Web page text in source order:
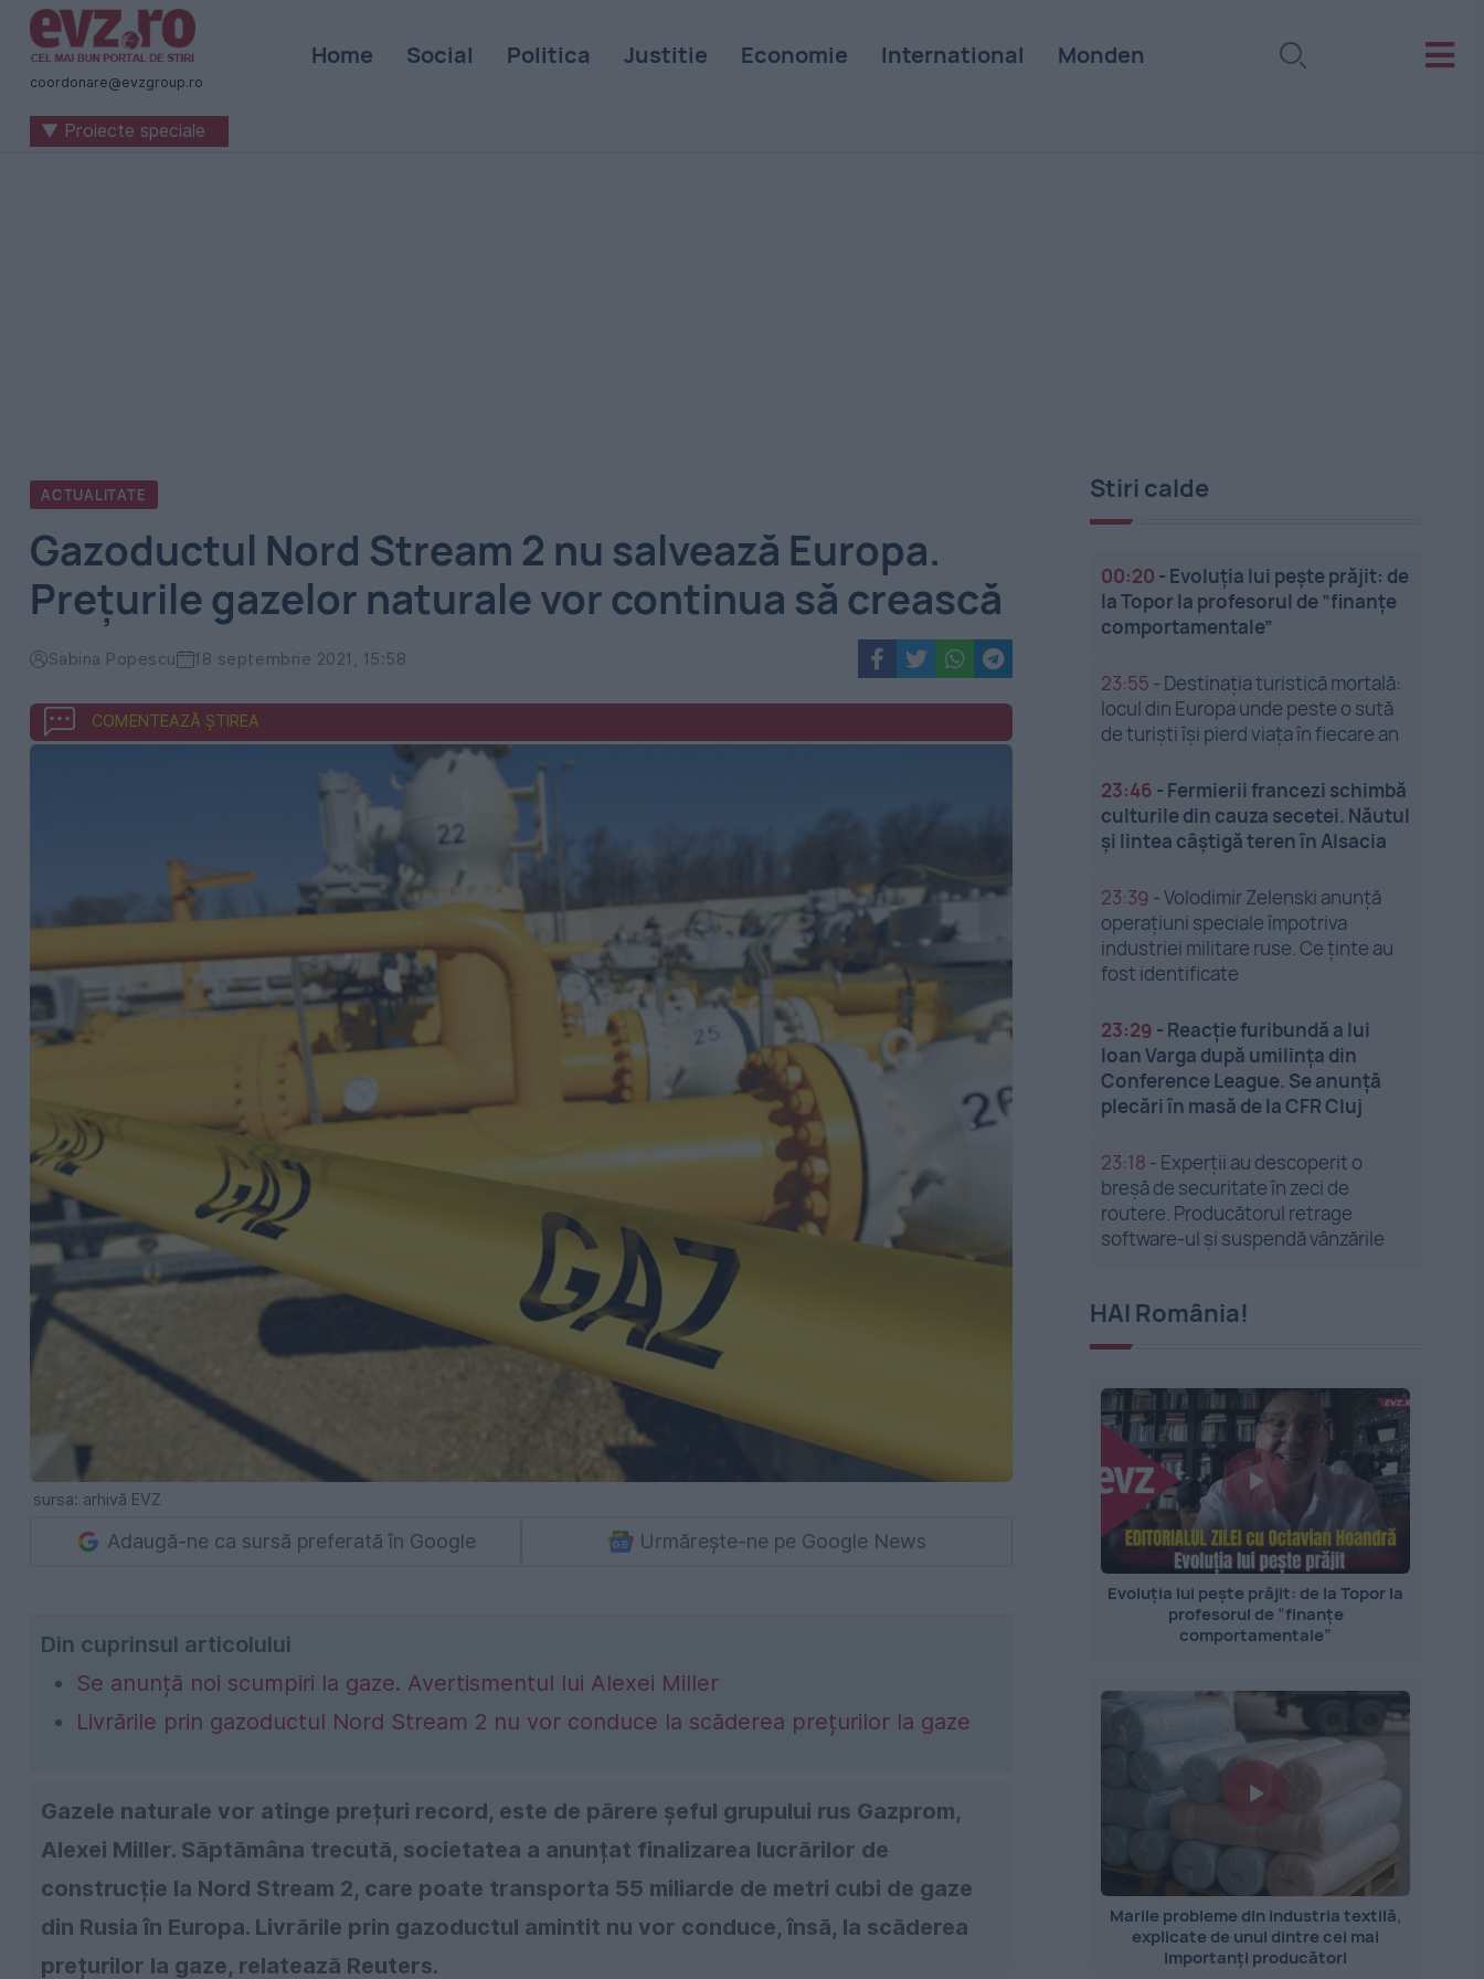
Știri
naționale
internaționale
coordonare@evzgroup.ro
Home Social Politica Justitie Economie International Monden
▼ Proiecte speciale
ACTUALITATE
Gazoductul Nord Stream 2 nu salvează Europa.
Prețurile gazelor naturale vor continua să crească
Sabina Popescu 18 septembrie 2021, 15:58
COMENTEAZĂ ȘTIREA
sursa: arhivă EVZ
Adaugă-ne ca sursă preferată în Google Urmărește-ne pe Google News
Din cuprinsul articolului
Se anunță noi scumpiri la gaze. Avertismentul lui Alexei Miller
Livrările prin gazoductul Nord Stream 2 nu vor conduce la scăderea prețurilor la gaze
Gazele naturale vor atinge prețuri record, este de părere șeful grupului rus Gazprom,
Alexei Miller. Săptămâna trecută, societatea a anunțat finalizarea lucrărilor de
construcție la Nord Stream 2, care poate transporta 55 miliarde de metri cubi de gaze
din Rusia în Europa. Livrările prin gazoductul amintit nu vor conduce, însă, la scăderea
prețurilor la gaze, relatează Reuters.
Stiri calde
00:20 - Evoluția lui pește prăjit: de
la Topor la profesorul de ”finanțe
comportamentale”
23:55 - Destinația turistică mortală:
locul din Europa unde peste o sută
de turiști își pierd viața în fiecare an
23:46 - Fermierii francezi schimbă
culturile din cauza secetei. Năutul
și lintea câștigă teren în Alsacia
23:39 -Volodimir Zelenski anunță
operațiuni speciale împotriva
industriei militare ruse. Ce ținte au
fost identificate
23:29 - Reacție furibundă a lui
Ioan Varga după umilința din
Conference League. Se anunță
plecări în masă de la CFR Cluj
23:18 - Experții au descoperit o
breșă de securitate în zeci de
routere. Producătorul retrage
software-ul și suspendă vânzările
HAI România!
Evoluția lui pește prăjit: de la Topor la
profesorul de ”finanțe
comportamentale”
Marile probleme din industria textilă,
explicate de unul dintre cei mai
importanți producători